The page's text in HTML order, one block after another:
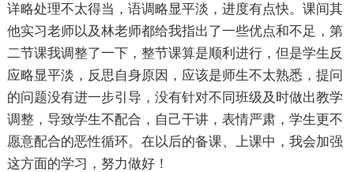
详略处理不太得当，语调略显平淡，进度有点快。课间其
他实习老师以及林老师都给我指出了一些优点和不足，第
二节课我调整了一下，整节课算是顺利进行，但是学生反
应略显平淡，反思自身原因，应该是师生不太熟悉，提问
的问题没有进一步引导，没有针对不同班级及时做出教学
调整，导致学生不配合，自己干讲，表情严肃，学生更不
愿意配合的恶性循环。在以后的备课、上课中，我会加强
这方面的学习，努力做好！